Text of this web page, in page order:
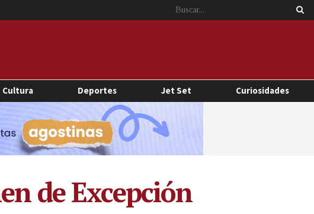
Cultura Deportes Jet Set Curiosidades
de Excepción